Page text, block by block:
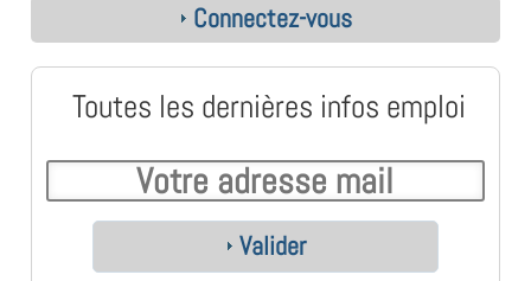
Connectez-vous
Toutes les dernières infos emploi
Valider